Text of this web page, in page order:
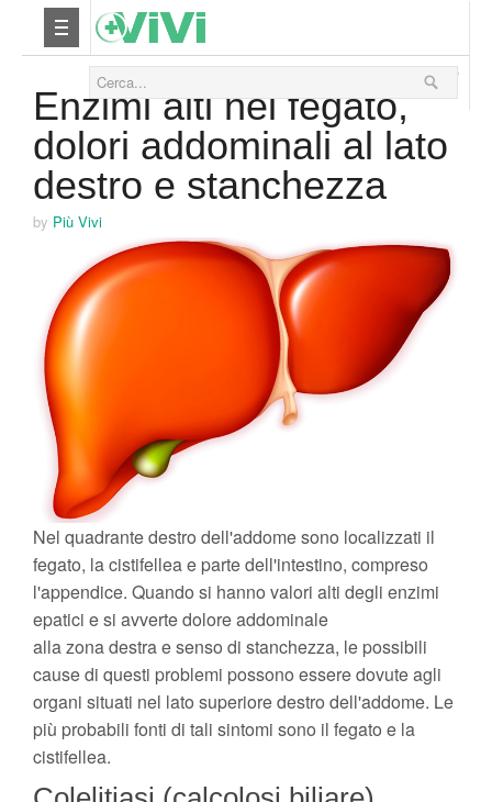
Yoga
Salute
Bellezza
Relax
28 Marzo 2016
Enzimi alti nel fegato,
dolori addominali al lato
destro e stanchezza
by Più Vivi
Nel quadrante destro dell'addome sono localizzati il
fegato, la cistifellea e parte dell'intestino, compreso
l'appendice. Quando si hanno valori alti degli enzimi
epatici e si avverte dolore addominale
alla zona destra e senso di stanchezza, le possibili
cause di questi problemi possono essere dovute agli
organi situati nel lato superiore destro dell'addome. Le
più probabili fonti di tali sintomi sono il fegato e la
cistifellea.